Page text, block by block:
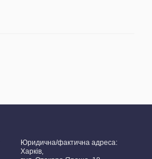
Юридична/фактична адреса:
Харків,